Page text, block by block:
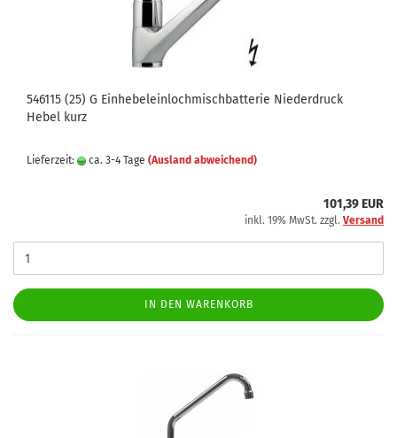
546115 (25) G Einhebeleinlochmischbatterie Niederdruck
Hebel kurz
Lieferzeit: ca. 3-4 Tage (Ausland abweichend)
101,39 EUR
inkl. 19% MwSt. zzgl. Versand
IN DEN WARENKORB